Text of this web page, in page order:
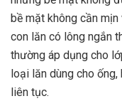
bề mặt không cần
con lăn có lông ngắn
thường áp dụng cho
loại lăn dùng cho
liên tục.